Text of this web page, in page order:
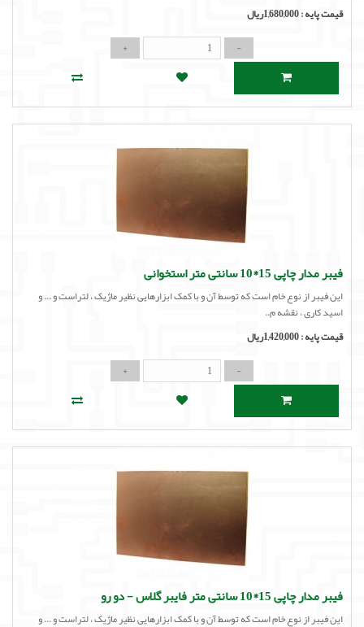
قیمت پایه :1,680,000ریال
فیبر مدار چاپی 15*10 سانتی متر استخوانی
این فیبر از نوع خام است که توسط آن و با کمک ابزارهایی نظیر ماژیک ، لتراست و ... و
اسید کاری ، نقشه م..
قیمت پایه :1,420,000ریال
فیبر مدار چاپی 15*10 سانتی متر فایبر گلاس - دو رو
این فیبر از نوع خام است که توسط آن و با کمک ابزارهایی نظیر ماژیک ، لتراست و ... و